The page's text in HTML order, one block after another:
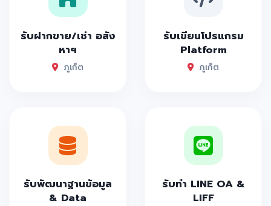
รับฝากขาย/เช่า อสัง
หาฯ
ภูเก็ต
รับเขียนโปรแกรม
Platform
ภูเก็ต
รับพัฒนาฐานข้อมูล
& Data
รับทำ LINE OA &
LIFF